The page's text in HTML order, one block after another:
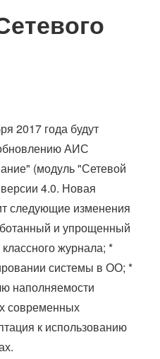
2017 года будут
АИС
(модуль "Сетевой
4.0. Новая
следующие изменения
и упрощенный
журнала; *
системы в ОО; *
наполняемости
современных
к использованию